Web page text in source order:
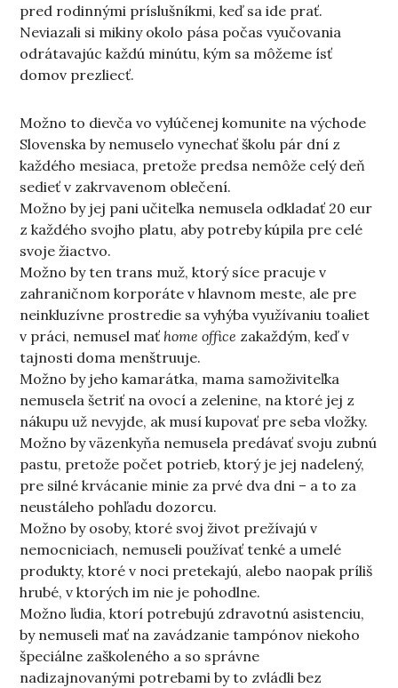
pred rodinnými príslušníkmi, keď sa ide prať.
Neviazali si mikiny okolo pása počas vyučovania
odrátavajúc každú minútu, kým sa môžeme ísť
domov prezliecť.
Možno to dievča vo vylúčenej komunite na východe
Slovenska by nemuselo vynechať školu pár dní z
každého mesiaca, pretože predsa nemôže celý deň
sedieť v zakrvavenom oblečení.
Možno by jej pani učiteľka nemusela odkladať 20 eur
z každého svojho platu, aby potreby kúpila pre celé
svoje žiactvo.
Možno by ten trans muž, ktorý síce pracuje v
zahraničnom korporáte v hlavnom meste, ale pre
neinkluzívne prostredie sa vyhýba využívaniu toaliet
v práci, nemusel mať home office zakaždým, keď v
tajnosti doma menštruuje.
Možno by jeho kamarátka, mama samoživiteľka
nemusela šetriť na ovocí a zelenine, na ktoré jej z
nákupu už nevyjde, ak musí kupovať pre seba vložky.
Možno by väzenkyňa nemusela predávať svoju zubnú
pastu, pretože počet potrieb, ktorý je jej nadelený,
pre silné krvácanie minie za prvé dva dni – a to za
neustáleho pohľadu dozorcu.
Možno by osoby, ktoré svoj život prežívajú v
nemocniciach, nemuseli používať tenké a umelé
produkty, ktoré v noci pretekajú, alebo naopak príliš
hrubé, v ktorých im nie je pohodlne.
Možno ľudia, ktorí potrebujú zdravotnú asistenciu,
by nemuseli mať na zavádzanie tampónov niekoho
špeciálne zaškoleného a so správne
nadizajnovanými potrebami by to zvládli bez